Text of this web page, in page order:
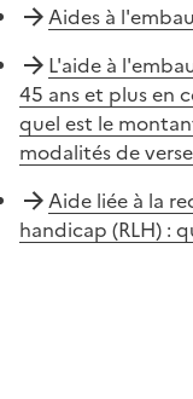
Aides à
L'aide à
45 ans et plus en
quel est le
modalités de
Aide liée à la
handicap (RLH) :